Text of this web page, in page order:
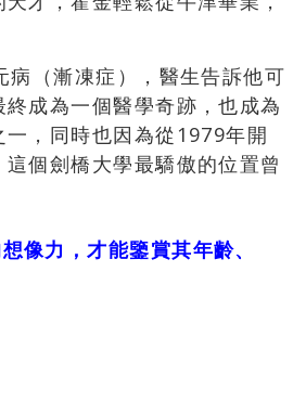
（漸凍症），醫生告訴他可
成為一個醫學奇跡，也成為
，同時也因為從1979年開
個劍橋大學最驕傲的位置曾
像力，才能鑒賞其年齡、